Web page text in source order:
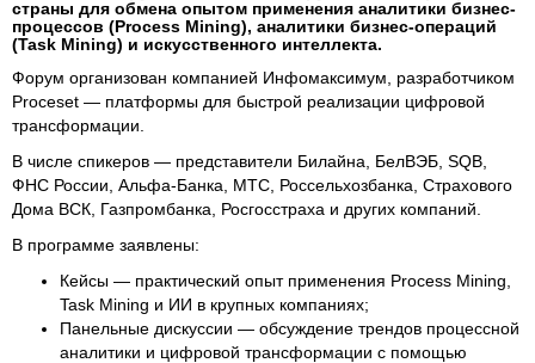
страны для обмена опытом применения аналитики бизнес-
процессов (Process Mining), аналитики бизнес-операций
(Task Mining) и искусственного интеллекта.
Форум организован компанией Инфомаксимум, разработчиком
Proceset — платформы для быстрой реализации цифровой
трансформации.
В числе спикеров — представители Билайна, БелВЭБ, SQB,
ФНС России, Альфа-Банка, МТС, Россельхозбанка, Страхового
Дома ВСК, Газпромбанка, Росгосстраха и других компаний.
В программе заявлены:
Кейсы — практический опыт применения Process Mining,
Task Mining и ИИ в крупных компаниях;
Панельные дискуссии — обсуждение трендов процессной
аналитики и цифровой трансформации с помощью